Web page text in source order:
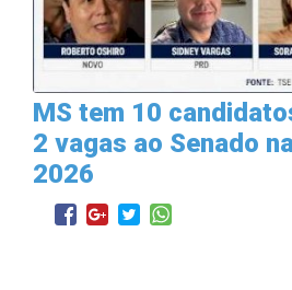
MS tem 10
2 vagas ao Senado
2026